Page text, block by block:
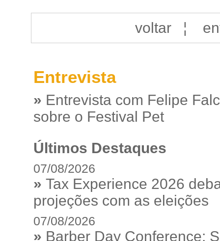
voltar¦
Entrevista
» Entrevista com Felipe
sobre o Festival Pet
Últimos Destaques
07/08/2026
» Tax Experience 2026
projeções com as eleições
07/08/2026
» Barber Day Conference: